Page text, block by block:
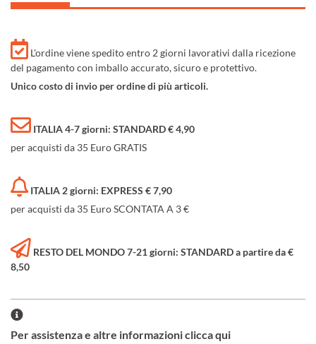
L'ordine viene spedito entro 2 giorni lavorativi dalla ricezione
del pagamento con imballo accurato, sicuro e protettivo.
Unico costo di invio per ordine di più articoli.
ITALIA 4-7 giorni: STANDARD € 4,90
per acquisti da 35 Euro GRATIS
ITALIA 2 giorni: EXPRESS € 7,90
per acquisti da 35 Euro SCONTATA A 3 €
RESTO DEL MONDO 7-21 giorni: STANDARD a partire da €
8,50
Per assistenza e altre informazioni clicca qui